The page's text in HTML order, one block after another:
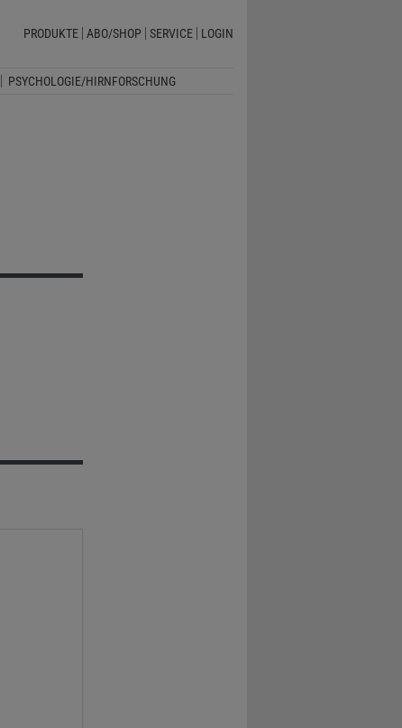
PRODUKTE ABO/SHOP SERVICE LOGIN
PSYCHOLOGIE/HIRNFORSCHUNG